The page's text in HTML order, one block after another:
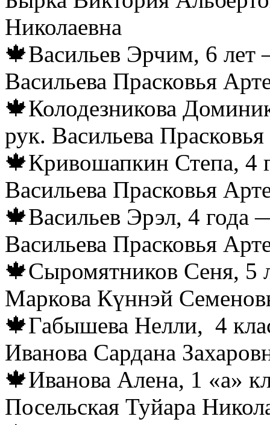
Николаевна
🍁Васильев Эрчим, 6
Васильева Прасковья
🍁Колодезникова
рук. Васильева
🍁Кривошапкин Степа, 4
Васильева Прасковья
🍁Васильев Эрэл, 4 года
Васильева Прасковья
🍁Сыромятников Сеня, 5
Маркова Күннэй
🍁Габышева Нелли, 4
Иванова Сардана
🍁Иванова Алена, 1 «а»
Посельская Туйара